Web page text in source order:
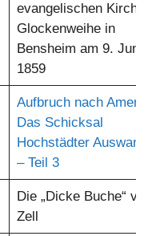
evangelischen Kirche
Glockenweihe in
Bensheim am 9. Juni
1859
Aufbruch nach Amerika.
Das Schicksal
Hochstädter
– Teil 3
Die „Dicke Buche“ von
Zell